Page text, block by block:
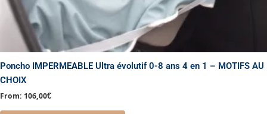
Poncho IMPERMEABLE Ultra évolutif 0-8 ans 4 en 1 – MOTIFS AU
CHOIX
From: 106,00€